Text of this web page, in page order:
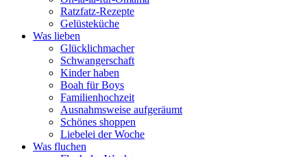
Ratzfatz-Rezepte
Gelüsteküche
Was lieben
Glücklichmacher
Schwangerschaft
Kinder haben
Boah für Boys
Familienhochzeit
Ausnahmsweise aufgeräumt
Schönes shoppen
Liebelei der Woche
Was fluchen